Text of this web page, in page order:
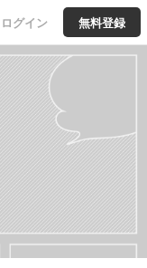
ログイン 無料登録